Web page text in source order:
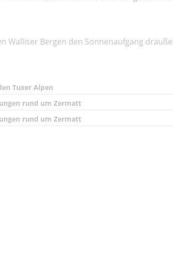
Walliser Bergen den Sonnenaufgang
Tuxer Alpen
rund um Zermatt
rund um Zermatt